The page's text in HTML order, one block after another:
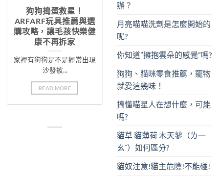
狗狗搗蛋救星！
ARFARF玩具推薦與選
購攻略，讓毛孩快樂健
康不再拆家
家裡有狗狗是不是經常出現
沙發被...
READ MORE
辦？
月亮喵喵洗劑是怎麼開始的
呢?
你知道”擁抱雲朵的感覺”嗎?
狗狗、貓咪零食推薦，寵物
就愛這幾味！
搞懂喵星人在想什麼，可能
嗎?
貓草 貓薄荷 木天蓼（ㄌ一
ㄠˇ）如何區分?
貓奴注意!貓主危險!不能碰!